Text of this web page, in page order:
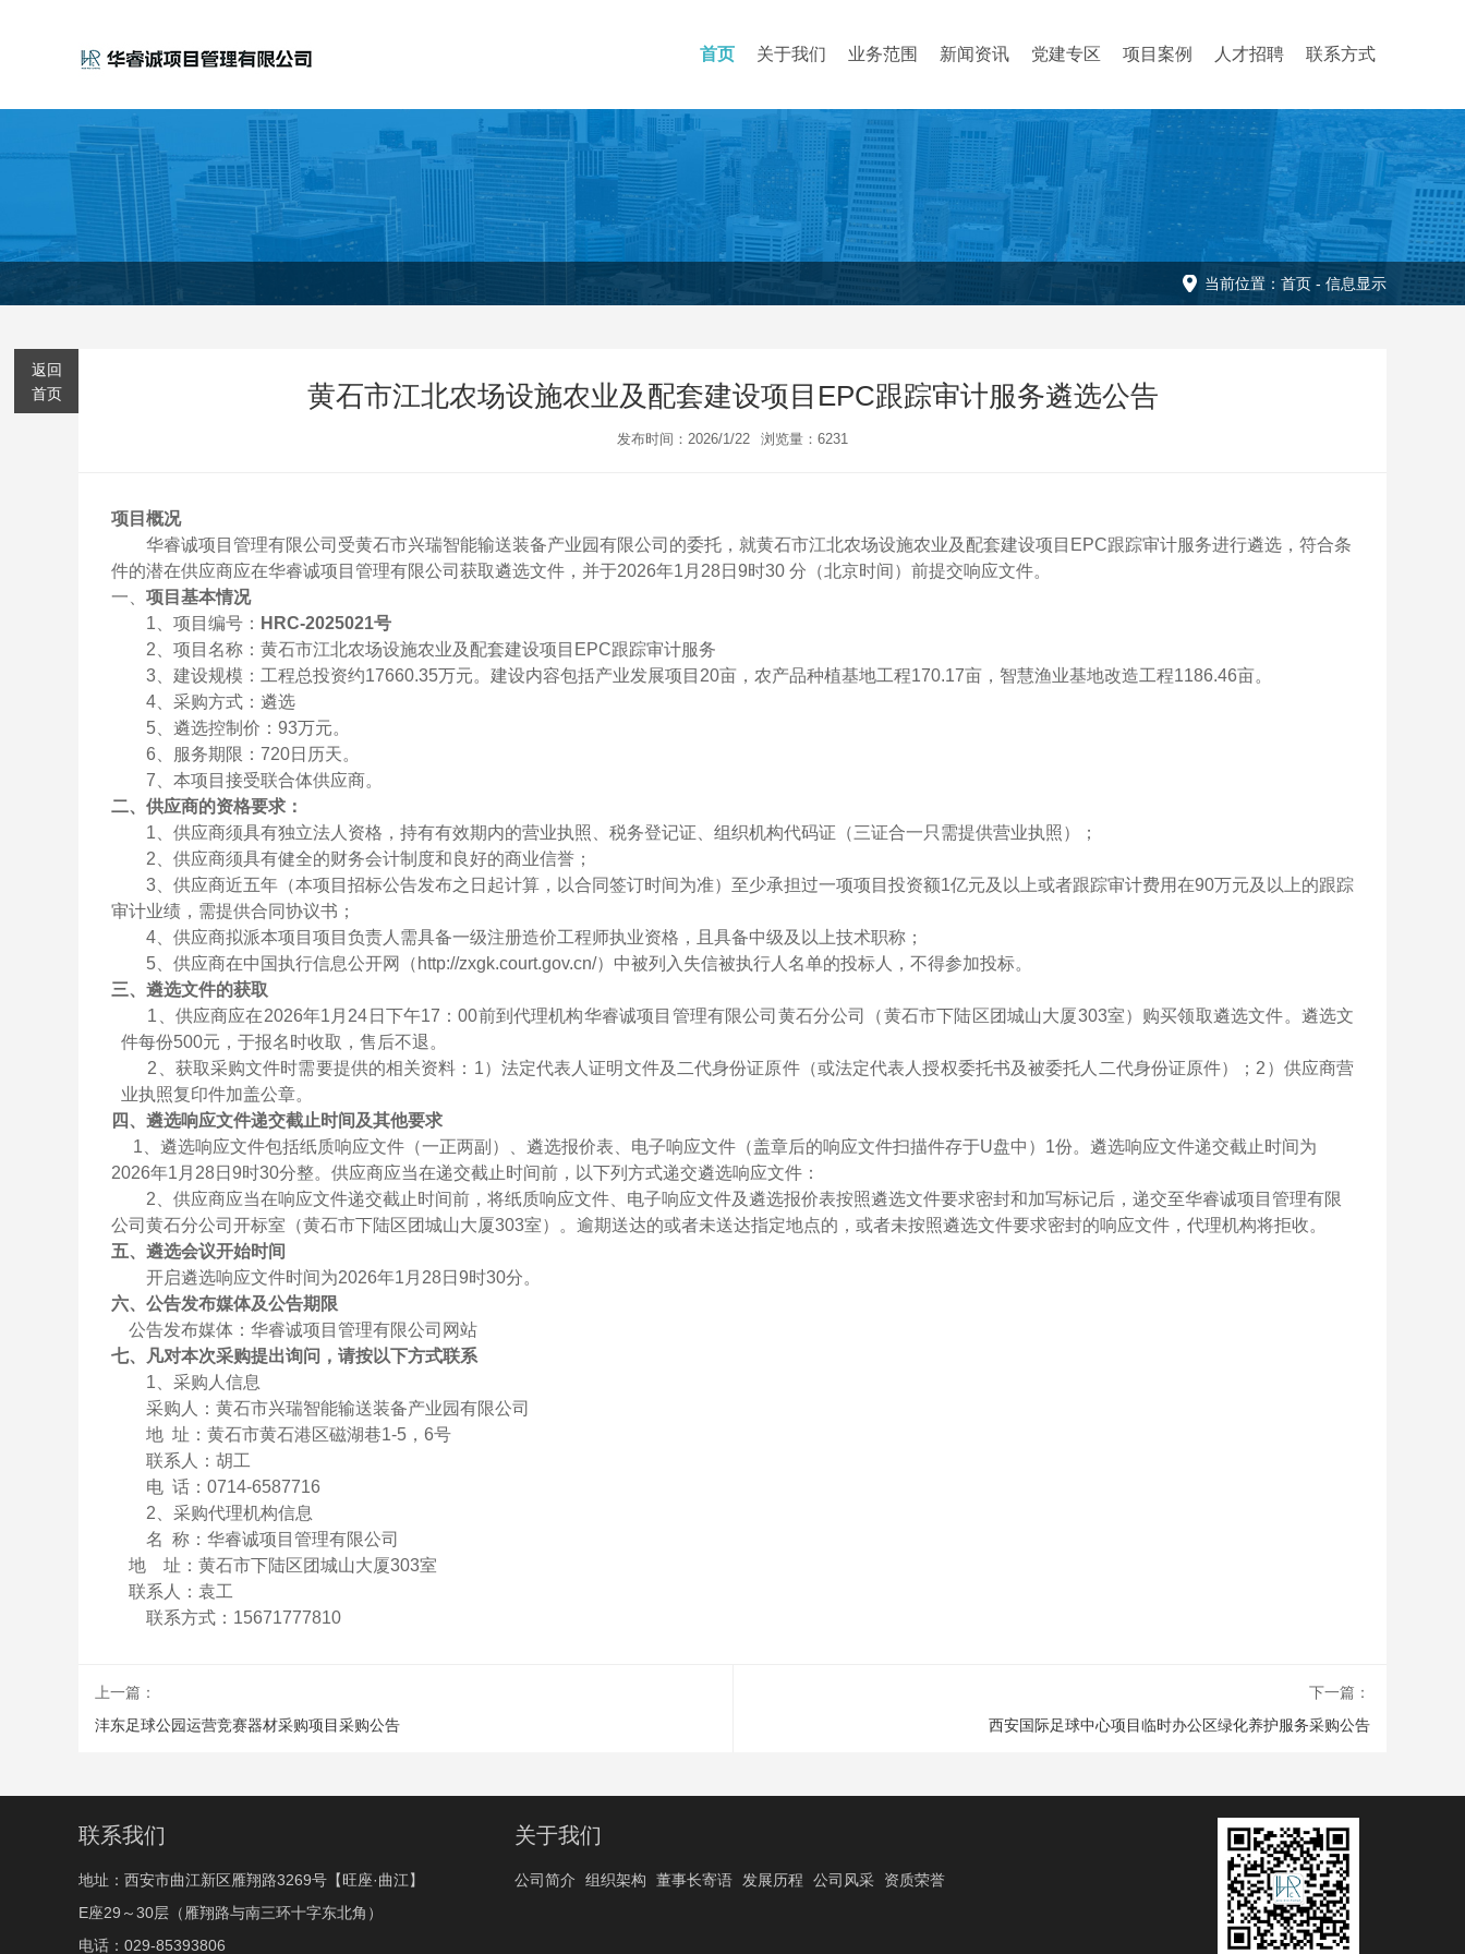
首页 关于我们 业务范围 新闻资讯 党建专区 项目案例 人才招聘 联系方式
当前位置： 首页 - 信息显示
返回
首页
黄石市江北农场设施农业及配套建设项目EPC跟踪审计服务遴选公告
发布时间：2026/1/22 浏览量：6231
项目概况
华睿诚项目管理有限公司受黄石市兴瑞智能输送装备产业园有限公司的委托，就黄石市江北农场设施农业及配套建设项目 EPC跟踪审计服务进行遴选，符合条
件的潜在供应商应在华睿诚项目管理有限公司获取遴选文件 ，并于2026年1 月 28日 9时30 分（北京时间）前提交响应文件。
一、 项目 基本情况
1、项目编号： H RC-2025021号
2、项目名称：黄石市江北农场设施农业及配套建设项目EPC跟踪审计服务
3、建设规模： 工程总投资约17660.35万元。建设内容包括产业发展项目 20亩，农产品种植基地工程170.17亩，智慧渔业基地改造工程1186.46亩。
4、采购方式：遴选
5、遴选控制价：93万元。
6、
服务期限： 720日历天。
7、本项目接受联合体供应商。
二、 供应商的资格要求：
1、供应商须具有独立法人资格，持有有效期内的营业执照、税务登记证、组织机构代码证（三证合一只需提供营业执照）；
2、供应商须具有健全的财务会计制度和良好的商业信誉；
3、供应商近五年（本项目招标公告发布之日起计算，以合同签订时间为准）至少承担过一项项目投资额1亿元及以上或者跟踪审计费用在90万元及以上的跟踪
审计业绩，需提供合同协议书；
4、供应商拟派本项目项目负责人需具备一级注册造价工程师执业资格，且具备中级及以上技术职称；
5、供应商在中国执行信息公开网（http://zxgk.court.gov.cn/）中被列入失信被执行人名单的投标人，不得参加投标。
三、 遴选文件的获取
1、 供应商应在2026年1月24日下午17：00前到代理机构华睿诚项目管理有限公司黄石分公司 （黄石市下陆区团城山大厦303室）购买领取遴选文件。遴选文
件每份500元，于报名时收取，售后不退。
2、获取采购文件时需要提供的相关资料：1）法定代表人证明文件及二代身份证原件（或法定代表人授权委托书及被委托人二代身份证原件）；2）供应商营
业执照复印件加盖公章。
四、遴选响应文件递交截止时间及其他要求
1、 遴选响应文件包括纸质响应文件（一正两副）、遴选报价表、电子响应文件（盖章后的响应文件扫描件存于U盘中）1份。遴选响应文件递交截止时间为
2026年1月28日9时30分整。供应商应当在递交截止时间前，以下列方式递交遴选响应文件：
2、供应商应当在响应文件递交截止时间前，将纸质响应文件、电子响应文件及遴选报价表按照遴选文件要求密封和加写标记后，递交至华睿诚项目管理有限
公司黄石分公司开标室（黄石市下陆区团城山大厦303室）。逾期送达的或者未送达指定地点的，或者未按照遴选文件要求密封的响应文件，代理机构将拒收。
五、遴选会议开始时间
开启遴选响应文件时间为2026年1月28日9时30分。
六、 公告发布媒体及公告期限
公告发布媒体：华睿诚项目管理有限公司网站
七、
凡对本次采购提出询问，请按以下方式联系
1、采购人信息
采购人：黄石市兴瑞智能输送装备产业园有限公司
地 址：黄石市黄石港区磁湖巷1-5 ， 6号
联系人：胡工
电 话： 0714-6587716
2、采购代理机构信息
名 称：华睿诚项目管理有限公司
地
址：黄石市下陆区团城山大厦303室
联系人： 袁工
联系方式： 15671777810
上一篇：
沣东足球公园运营竞赛器材采购项目采购公告
下一篇：
西安国际足球中心项目临时办公区绿化养护服务​采购公告
联系我们
地址：西安市曲江新区雁翔路3269号【旺座·曲江】
E座29～30层（雁翔路与南三环十字东北角）
电话：029-85393806
关于我们
公司简介 组织架构 董事长寄语 发展历程 公司风采 资质荣誉